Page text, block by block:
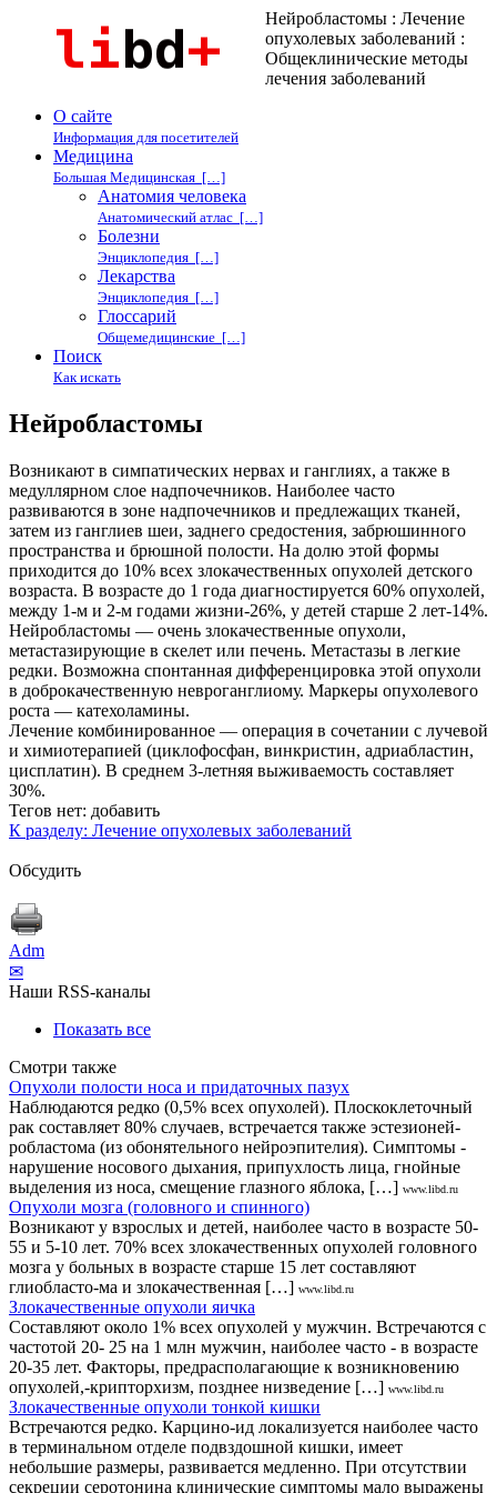
Нейробластомы : Лечение
опухолевых заболеваний :
Общеклинические методы
лечения заболеваний
О сайте
Информация для посетителей
Медицина
Большая Медицинская […]
Анатомия человека
Анатомический атлас […]
Болезни
Энциклопедия […]
Лекарства
Энциклопедия […]
Глоссарий
Общемедицинские […]
Поиск
Как искать
Нейробластомы
Возникают в симпатических нервах и ганглиях, а также в
медуллярном слое надпочечников. Наиболее часто
развиваются в зоне надпочечников и предлежащих тканей,
затем из ганглиев шеи, заднего средостения, забрюшинного
пространства и брюшной полости. На долю этой формы
приходится до 10% всех злокачественных опухолей детского
возраста. В возрасте до 1 года диагностируется 60% опухолей,
между 1-м и 2-м годами жизни-26%, у детей старше 2 лет-14%.
Нейробластомы — очень злокачественные опухоли,
метастазирующие в скелет или печень. Метастазы в легкие
редки. Возможна спонтанная дифференцировка этой опухоли
в доброкачественную невроганглиому. Маркеры опухолевого
роста — катехоламины.
Лечение комбинированное — операция в сочетании с лучевой
и химиотерапией (циклофосфан, винкристин, адриабластин,
цисплатин). В среднем 3-летняя выживаемость составляет
30%.
Тегов нет: добавить
К разделу: Лечение опухолевых заболеваний
Обсудить
Adm
✉
Наши RSS-каналы
Показать все
Смотри также
Опухоли полости носа и придаточных пазух
Наблюдаются редко (0,5% всех опухолей). Плоскоклеточный
рак составляет 80% случаев, встречается также эстезионей-
робластома (из обонятельного нейроэпителия). Симптомы -
нарушение носового дыхания, припухлость лица, гнойные
выделения из носа, смещение глазного яблока, […] www.libd.ru
Опухоли мозга (головного и спинного)
Возникают у взрослых и детей, наиболее часто в возрасте 50-
55 и 5-10 лет. 70% всех злокачественных опухолей головного
мозга у больных в возрасте старше 15 лет составляют
глиобласто-ма и злокачественная […] www.libd.ru
Злокачественные опухоли яичка
Составляют около 1% всех опухолей у мужчин. Встречаются с
частотой 20- 25 на 1 млн мужчин, наиболее часто - в возрасте
20-35 лет. Факторы, предрасполагающие к возникновению
опухолей,-крипторхизм, позднее низведение […] www.libd.ru
Злокачественные опухоли тонкой кишки
Встречаются редко. Карцино-ид локализуется наиболее часто
в терминальном отделе подвздошной кишки, имеет
небольшие размеры, развивается медленно. При отсутствии
секреции серотонина клинические симптомы мало выражены